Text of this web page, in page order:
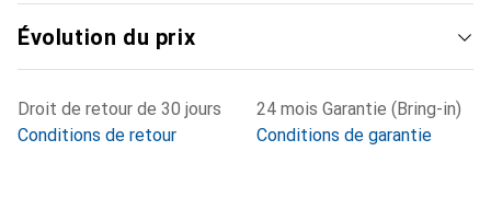
Évolution du prix
Droit de retour de 30 jours
Conditions de retour
24 mois Garantie (Bring-in)
Conditions de garantie